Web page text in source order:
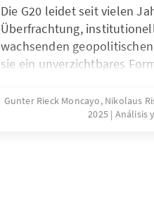
Die G20 leidet seit vielen
Überfrachtung,
wachsenden
sie ein unverzichtbares
und Wirksamkeit
gelingen, wenn die G20
Gunter Rieck Moncayo, Nikolaus
2025 Análisis